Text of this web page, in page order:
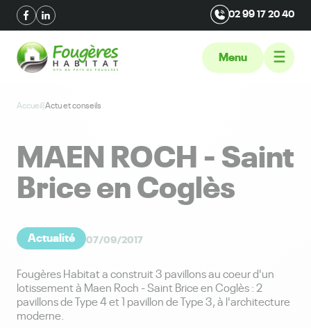
02 99 17 20 40
Menu
Accueil|Actu et conseils
MAEN ROCH - Saint
Brice en Coglès
Actualité 07/09/2017
Fougères Habitat a construit 3 pavillons au coeur d'un
lotissement à Maen Roch - Saint Brice en Coglès : 2
pavillons de Type 4 et 1 pavillon de Type 3, à l'architecture
moderne.